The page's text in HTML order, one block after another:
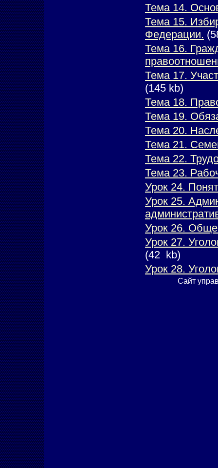
Тема 14.
Тема 15.
Федерации.
Тема 16.
Тема 17.
(145 kb)
Тема 18.
Тема 19.
Тема 20.
Тема 21.
Тема 22.
Тема 23.
Урок 24.
Урок 25.
Урок 26.
Урок 27.
(42 kb)
Урок 28.
Сайт